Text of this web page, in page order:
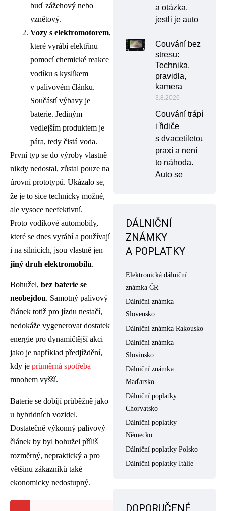
buď zážehový nebo
vznětový.
Vozy s elektromotorem,
které vyrábí elektřinu
pomocí chemické reakce
vodíku s kyslíkem
v palivovém článku.
Součástí výbavy je
baterie. Jediným
vedlejším produktem je
pára, tedy čistá voda.
První typ se do výroby vlastně
nikdy nedostal, zůstal pouze na
úrovni prototypů. Ukázalo se,
že je to sice technicky možné,
ale vysoce neefektivní.
Proto vodíkové automobily,
které se dnes vyrábí a používají
i na silnicích, jsou vlastně jen
jiný druh elektromobilů.
Bohužel, bez baterie se
neobejdou. Samotný palivový
článek totiž pro jízdu nestačí,
nedokáže vygenerovat dostatek
energie pro dynamičtější akci
jako je například předjíždění,
kdy je průměrná spotřeba
mnohem vyšší.
Baterie se dobíjí průběžně jako
u hybridních vozidel.
Dostatečně výkonný palivový
článek by byl bohužel příliš
rozměrný, nepraktický a pro
většinu zákazníků také
ekonomicky nedostupný.
a otázka,
jestli je auto
Couvání bez
stresu:
Technika,
pravidla,
kamera
3.8.2026
Couvání trápí
i řidiče
s dvacetiletou
praxí a není
to náhoda.
Auto se
DÁLNIČNÍ
ZNÁMKY
A POPLATKY
Elektronická dálniční
známka ČR
Dálniční známka
Slovensko
Dálniční známka Rakousko
Dálniční známka
Slovinsko
Dálniční známka
Maďarsko
Dálniční poplatky
Chorvatsko
Dálniční poplatky
Německo
Dálniční poplatky Polsko
Dálniční poplatky Itálie
DOPORUČENÉ